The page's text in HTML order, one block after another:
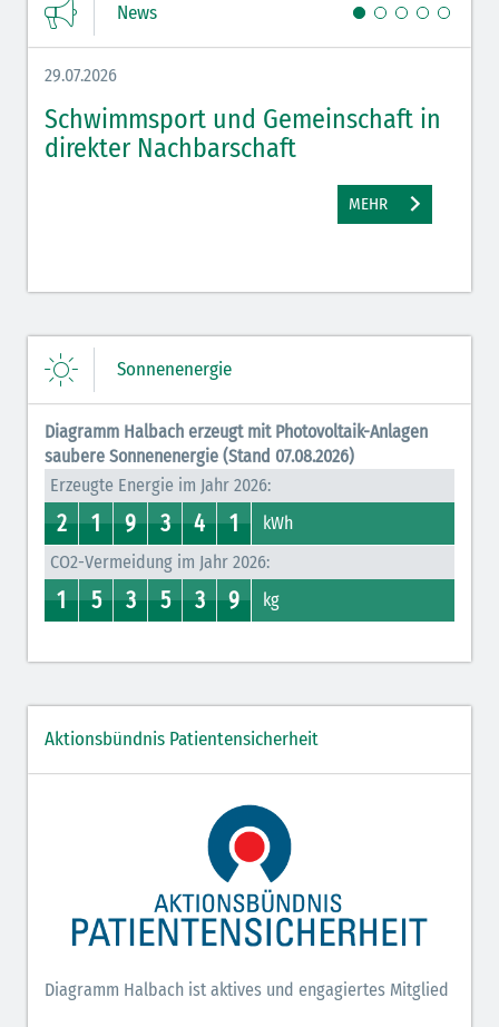
News
29.07.2026
Schwimmsport und Gemeinschaft in
direkter Nachbarschaft
MEHR
Sonnenenergie
Diagramm Halbach erzeugt mit Photovoltaik-Anlagen
saubere Sonnenenergie (Stand 07.08.2026)
Erzeugte Energie im Jahr 2026:
1
2
2 0
1
1 8
9
9 7
3
3 0
4
4 0
1
1
kWh
CO2-Vermeidung im Jahr 2026:
0
1
1 4
5
5 2
3
3 0
5
5 0
3
3 0
9
9 kg
Aktionsbündnis Patientensicherheit
Diagramm Halbach ist aktives und engagiertes Mitglied